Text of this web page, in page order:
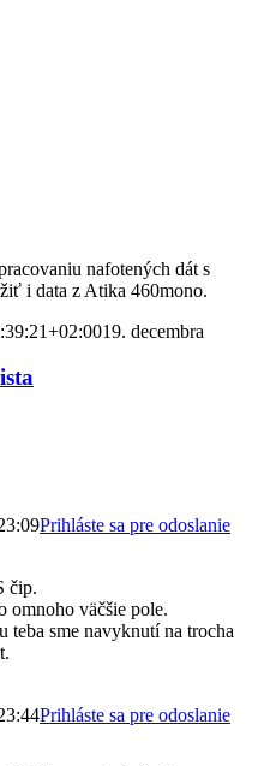
nafotených dát s
i data z Atika 460mono.
19. decembra
Prihláste sa pre odoslanie
čip.
omnoho väčšie pole.
teba sme navyknutí na trocha
Prihláste sa pre odoslanie